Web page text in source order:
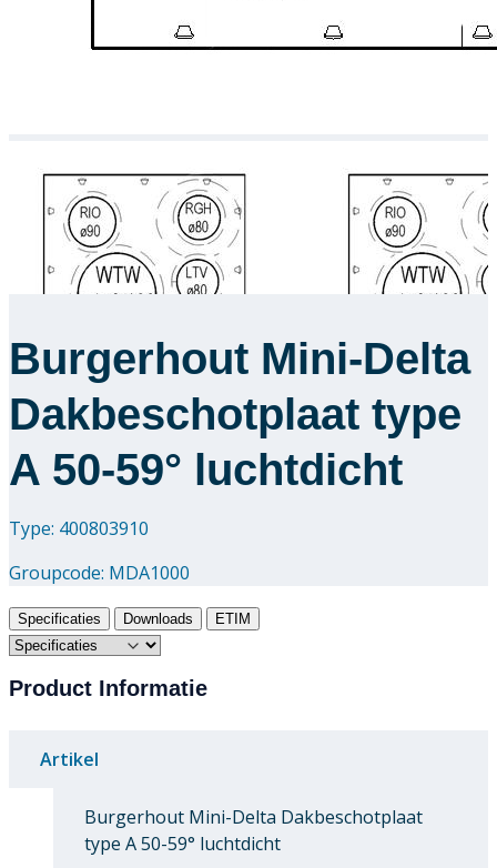
Burgerhout Mini-Delta
Dakbeschotplaat type
A 50-59° luchtdicht
Type: 400803910
Groupcode: MDA1000
Specificaties Downloads ETIM
Product Informatie
Artikel
Burgerhout Mini-Delta Dakbeschotplaat
type A 50-59° luchtdicht